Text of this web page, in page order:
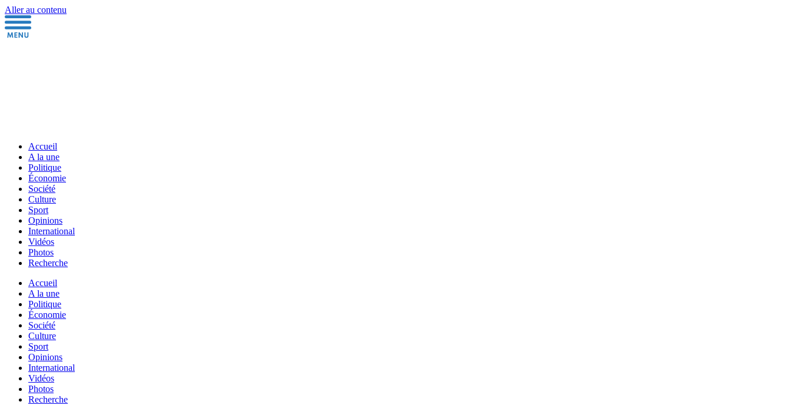
Aller au contenu
Accueil
A la une
Politique
Économie
Société
Culture
Sport
Opinions
International
Vidéos
Photos
Recherche
Accueil
A la une
Politique
Économie
Société
Culture
Sport
Opinions
International
Vidéos
Photos
Recherche